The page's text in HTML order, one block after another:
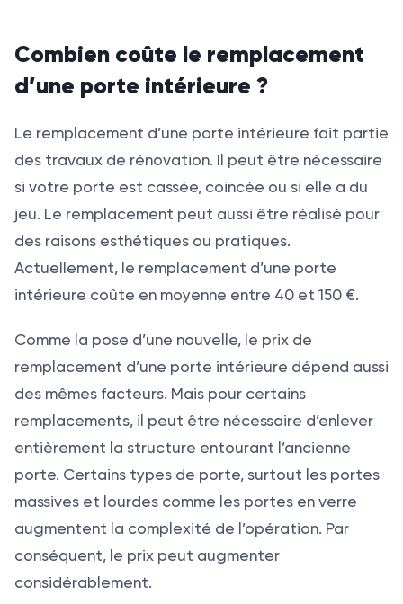
Combien coûte le remplacement
d’une porte intérieure ?
Le remplacement d’une porte intérieure fait partie
des travaux de rénovation. Il peut être nécessaire
si votre porte est cassée, coincée ou si elle a du
jeu. Le remplacement peut aussi être réalisé pour
des raisons esthétiques ou pratiques.
Actuellement, le remplacement d’une porte
intérieure coûte en moyenne entre 40 et 150 €.
Comme la pose d’une nouvelle, le prix de
remplacement d’une porte intérieure dépend aussi
des mêmes facteurs. Mais pour certains
remplacements, il peut être nécessaire d’enlever
entièrement la structure entourant l’ancienne
porte. Certains types de porte, surtout les portes
massives et lourdes comme les portes en verre
augmentent la complexité de l’opération. Par
conséquent, le prix peut augmenter
considérablement.